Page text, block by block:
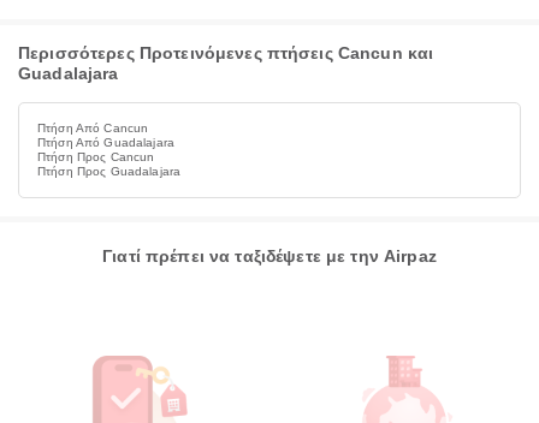
Περισσότερες Προτεινόμενες πτήσεις Cancun και
Guadalajara
Πτήση Από Cancun
Πτήση Από Guadalajara
Πτήση Προς Cancun
Πτήση Προς Guadalajara
Γιατί πρέπει να ταξιδέψετε με την Airpaz